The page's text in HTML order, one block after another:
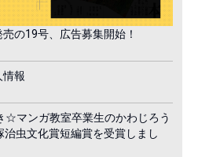
の19号、広告募集開始！
情報
☆マンガ教室卒業生のかわじろう
虫文化賞短編賞を受賞しまし